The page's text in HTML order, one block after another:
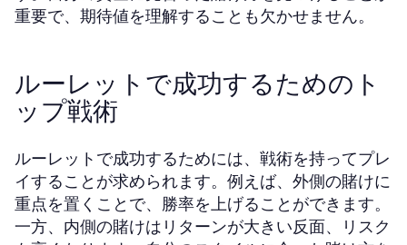
重要で、期待値を理解することも欠かせません。
ルーレットで成功するためのト
ップ戦術
ルーレットで成功するためには、戦術を持ってプレ
イすることが求められます。例えば、外側の賭けに
重点を置くことで、勝率を上げることができます。
一方、内側の賭けはリターンが大きい反面、リスク